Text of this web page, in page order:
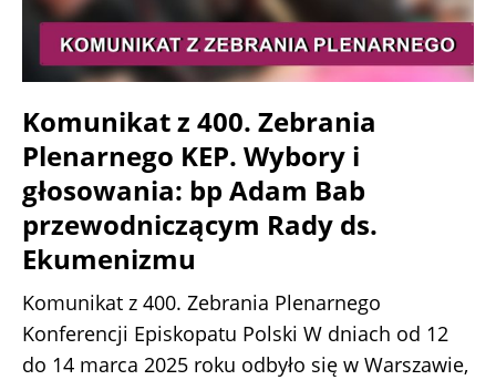
Komunikat z 400. Zebrania
Plenarnego KEP. Wybory i
głosowania: bp Adam Bab
przewodniczącym Rady ds.
Ekumenizmu
Komunikat z 400. Zebrania Plenarnego
Konferencji Episkopatu Polski W dniach od 12
do 14 marca 2025 roku odbyło się w Warszawie,